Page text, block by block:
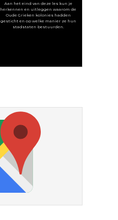
Aan het eind van deze les kun je
herkennen en uitleggen waarom de
Oude Grieken kolonies hadden
gesticht en op welke manier ze hun
stadstaten bestuurden.